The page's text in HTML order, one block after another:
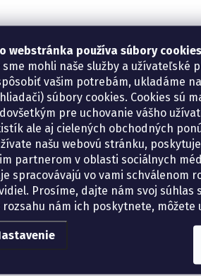
webstránka používa súbory
sme mohli naše služby a užívateľské
vašim potrebám, ukladáme
súbory cookies. Cookies sú
pre uchovanie vášho
ale aj cielených obchodných
našu webovú stránku,
partnerom v oblasti sociálnych
spracovávajú vo vami schválenom
Prosíme, dajte nám svoj súhlas
rozsahu nám ich poskytnete,